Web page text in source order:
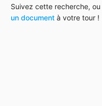
Suivez cette recherche, ou
un document à votre tour !